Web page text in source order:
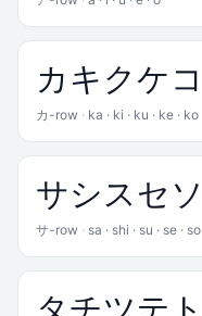
カ キクケコ
カ-row · ka · ki · ku · ke · ko
サシスセ ソ
サ-row · sa · shi · su · se · so